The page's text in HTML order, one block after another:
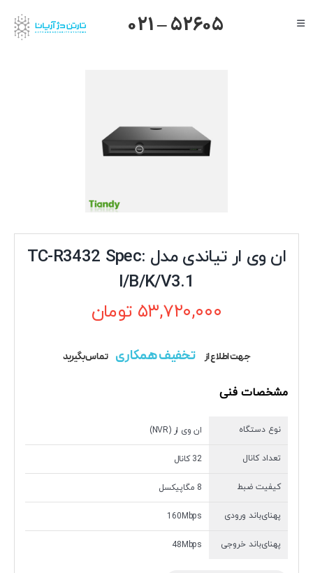
to
Toggle
درباره ما
021 – 52605
ان وی ار تیاندی مدل TC-R3432 Spec:
I/B/K/V3.1
۵۳,۷۲۰,۰۰۰ تومان
جهت اطلاع از تخفیف همکاری تماس بگیرید
مشخصات فنی
نوع دستگاه ان وی ار (NVR)
تعداد کانال 32 کانال
کیفیت ضبط 8 مگاپیکسل
پهنای‌باند ورودی 160Mbps
پهنای‌باند خروجی 48Mbps